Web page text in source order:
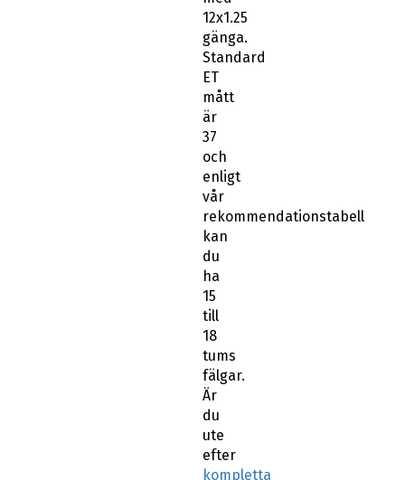
12x1.25
gänga.
Standard
ET
mått
är
37
och
enligt
vår
rekommendationstabell
kan
du
ha
15
till
18
tums
fälgar.
Är
du
ute
efter
kompletta